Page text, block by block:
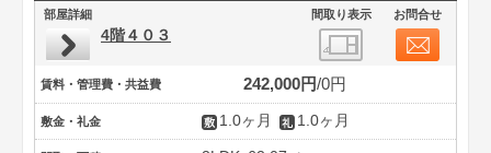
部屋詳細 間取り表示 お問合せ
4階４０３
賃料・管理費・共益費 242,000円 0円
敷金・礼金 1.0ヶ月 1.0ヶ月